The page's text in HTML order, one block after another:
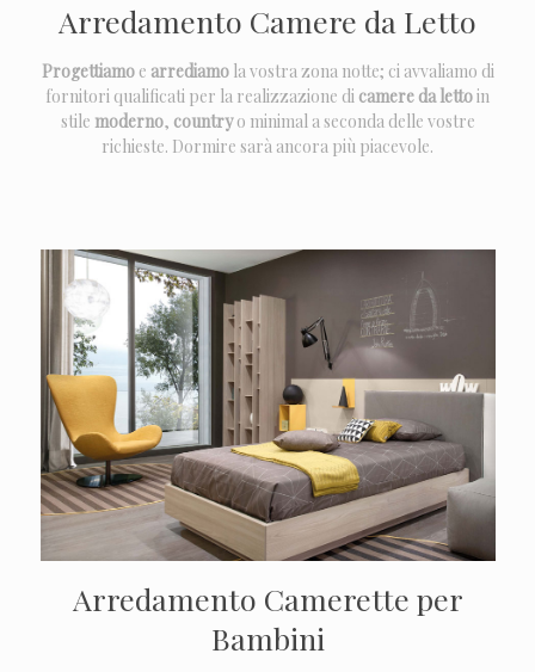
Arredamento Camere da Letto
Progettiamo e arrediamo la vostra zona notte; ci avvaliamo di
fornitori qualificati per la realizzazione di camere da lettoin
stile moderno, countryo minimal a seconda delle vostre
richieste. Dormire sarà ancora più piacevole.
Arredamento Camerette per
Bambini